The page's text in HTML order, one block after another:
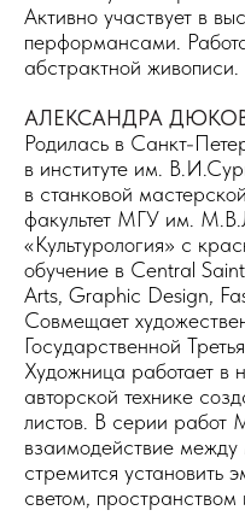
Активно участвует в
перформансами.
абстрактной живописи.
АЛЕКСАНДРА
Родилась в Санкт-
в институте им.
в станковой
факультет МГУ им.
«Культурология» с
обучение в Central
Arts, Graphic Design,
Совмещает
Государственной
Художница работает в
авторской технике
листов. В серии работ
взаимодействие
стремится установить
светом, пространством